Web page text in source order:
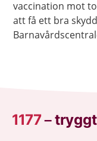
vaccination mot
att få ett bra
1177–